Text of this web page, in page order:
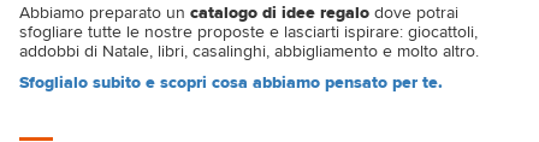
Abbiamo preparato un catalogo di idee regalo dove potrai
sfogliare tutte le nostre proposte e lasciarti ispirare: giocattoli,
addobbi di Natale, libri, casalinghi, abbigliamento e molto altro.
Sfoglialo subito e scopri cosa abbiamo pensato per te.